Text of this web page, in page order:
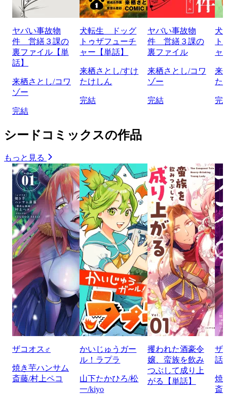
ヤバい事故物
件 営繕３課の
裏ファイル【単
話】
来栖さとし/コワ
ゾー
完結
犬転生 ドッグ
トゥザフューチ
ャー【単話】
来栖さとし/すけ
たけしん
完結
ヤバい事故物
件 営繕３課の
裏ファイル
来栖さとし/コワ
ゾー
完結
犬
ト
ャ
来
た
完
シードコミックスの作品
もっと見る
ザコオス♂
焼き芋ハンサム
斎藤/村上ペコ
かいじゅうガー
ル！ラプラ
山下たかひろ/松
一/kiyo
攫われた酒豪令
嬢、蛮族を飲み
つぶして成り上
がる【単話】
ザ
話
焼
斎